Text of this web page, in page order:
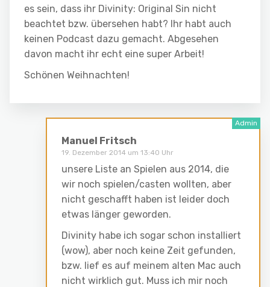
es sein, dass ihr Divinity: Original Sin nicht
beachtet bzw. übersehen habt? Ihr habt auch
keinen Podcast dazu gemacht. Abgesehen
davon macht ihr echt eine super Arbeit!
Schönen Weihnachten!
Manuel Fritsch
19. Dezember 2014 um 13:40 Uhr
unsere Liste an Spielen aus 2014, die
wir noch spielen/casten wollten, aber
nicht geschafft haben ist leider doch
etwas länger geworden.
Divinity habe ich sogar schon installiert
(wow), aber noch keine Zeit gefunden,
bzw. lief es auf meinem alten Mac auch
nicht wirklich gut. Muss ich mir noch